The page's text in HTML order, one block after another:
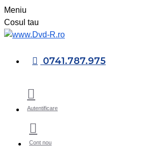
Meniu
Cosul tau
0741.787.975
Autentificare
Cont nou